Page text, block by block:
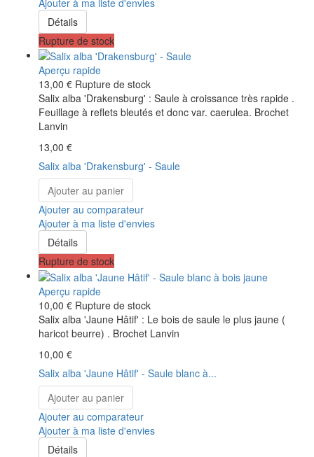
Détails
Rupture de stock
Aperçu rapide
13,00 € Rupture de stock
Salix alba 'Drakensburg' : Saule à croissance très rapide .
Feuillage à reflets bleutés et donc var. caerulea. Brochet
Lanvin
13,00 €
Salix alba 'Drakensburg' - Saule
Ajouter au panier
Ajouter au comparateur
Ajouter à ma liste d'envies
Détails
Rupture de stock
Aperçu rapide
10,00 € Rupture de stock
Salix alba 'Jaune Hâtif' : Le bois de saule le plus jaune (
haricot beurre) . Brochet Lanvin
10,00 €
Salix alba 'Jaune Hâtif' - Saule blanc à...
Ajouter au panier
Ajouter au comparateur
Ajouter à ma liste d'envies
Détails